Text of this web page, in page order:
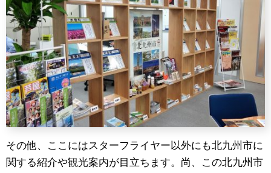
その他、ここにはスターフライヤー以外にも北九州市に
関する紹介や観光案内が目立ちます。尚、この北九州市